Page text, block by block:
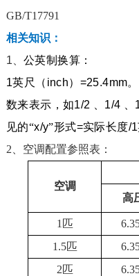
GB/T17791
相关知识：
1
公英制换算：
1英尺（ inch） =25.4mm。
数来表示，如1/2 1/4
见的“x/y”形式=实际长度/1
2
空调配置参照表：
空调
高
1 匹
1.5匹
2匹